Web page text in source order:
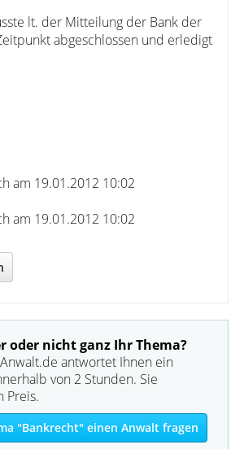
lt. der Mitteilung der Bank der
abgeschlossen und erledigt
am 19.01.2012 10:02
am 19.01.2012 10:02
oder nicht ganz Ihr Thema?
antwortet Ihnen ein
von 2 Stunden. Sie
Preis.
"Bankrecht" einen Anwalt fragen